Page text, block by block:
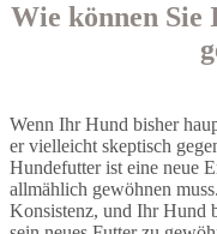
Wie können Sie
Wenn Ihr Hund bisher
er vielleicht skeptisch
Hundefutter ist eine neue
allmählich gewöhnen
Konsistenz, und Ihr Hund